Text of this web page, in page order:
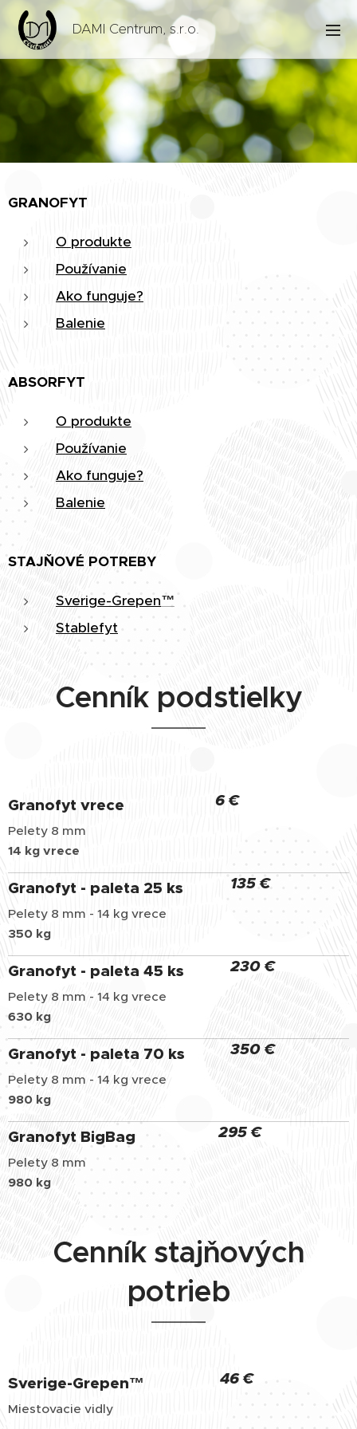
DAMI Centrum, s.r.o.
GRANOFYT
O produkte
Používanie
Ako funguje?
Balenie
ABSORFYT
O produkte
Používanie
Ako funguje?
Balenie
STAJŇOVÉ POTREBY
Sverige-Grepen™
Stablefyt
Cenník podstielky
Granofyt vrece
Pelety 8 mm
14 kg vrece
6 €
Granofyt - paleta 25 ks
Pelety 8 mm - 14 kg vrece
350 kg
135 €
Granofyt - paleta 45 ks
Pelety 8 mm - 14 kg vrece
630 kg
230 €
Granofyt - paleta 70 ks
Pelety 8 mm - 14 kg vrece
980 kg
350 €
Granofyt BigBag
Pelety 8 mm
980 kg
295 €
Cenník stajňových
potrieb
Sverige-Grepen™
Miestovacie vidly
46 €